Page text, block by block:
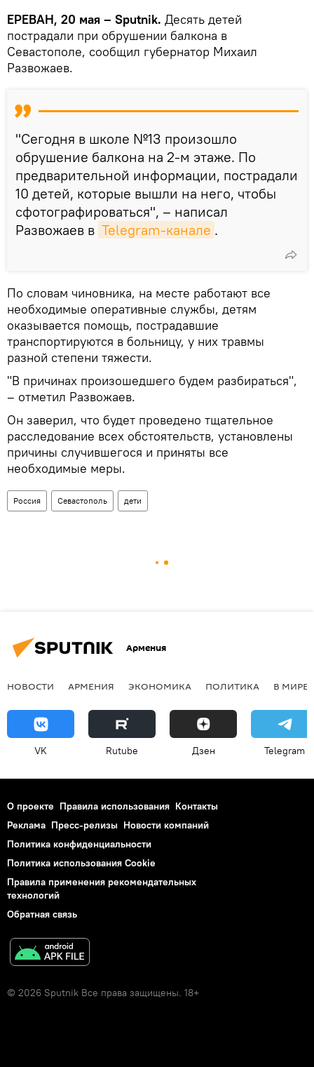
ЕРЕВАН, 20 мая – Sputnik. Десять детей
пострадали при обрушении балкона в
Севастополе, сообщил губернатор Михаил
Развожаев.
"Сегодня в школе №13 произошло
обрушение балкона на 2-м этаже. По
предварительной информации, пострадали
10 детей, которые вышли на него, чтобы
сфотографироваться", – написал
Развожаев в Telegram-канале .
По словам чиновника, на месте работают все
необходимые оперативные службы, детям
оказывается помощь, пострадавшие
транспортируются в больницу, у них травмы
разной степени тяжести.
"В причинах произошедшего будем разбираться",
– отметил Развожаев.
Он заверил, что будет проведено тщательное
расследование всех обстоятельств, установлены
причины случившегося и приняты все
необходимые меры.
Россия Севастополь дети
Армения
НОВОСТИ АРМЕНИЯ ЭКОНОМИКА ПОЛИТИКА В МИРЕ
VK Rutube Дзен Telegram
О проекте Правила использования Контакты
Реклама Пресс-релизы Новости компаний
Политика конфиденциальности
Политика использования Cookie
Правила применения рекомендательных
технологий
Обратная связь
© 2026 Sputnik Все права защищены. 18+